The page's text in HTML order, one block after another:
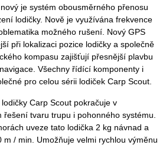
je systém obousměrného přenosu
lodičky. Nově je využívána frekvence
možného rušení. Nový GPS
při lokalizaci pozice lodičky a společně
kompasu zajišťují přesnější plavbu
Všechny řídící komponenty i
pro celou sérii lodiček Carp Scout.
Carp Scout pokračuje v
tvaru trupu i pohonného systému.
uveze tato lodička 2 kg návnad a
/ min. Umožňuje velmi rychlou výměnu